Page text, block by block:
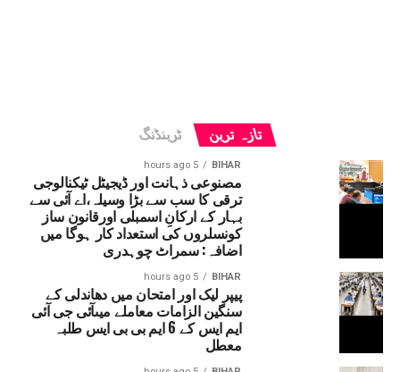
تازہ ترین ٹرینڈنگ
BIHAR
5 hours ago
مصنوعی ذہانت اور ڈیجیٹل ٹیکنالوجی
ترقی کا سب سے بڑا وسیلہ،اے آئی سے
بہار کے ارکانِ اسمبلی اورقانون ساز
کونسلروں کی استعداد کار ہوگا میں
اضافہ: سمراٹ چوہدری
BIHAR
5 hours ago
پیپر لیک اور امتحان میں دھاندلی کے
سنگین الزامات معاملے میںآئی جی آئی
ایم ایس کے 6 ایم بی بی ایس طلبہ
معطل